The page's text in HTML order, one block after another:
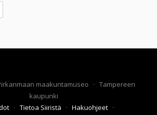
maakuntamuseo · Tampereen
kaupunki
· Tietoa Siiristä · Hakuohjeet ·